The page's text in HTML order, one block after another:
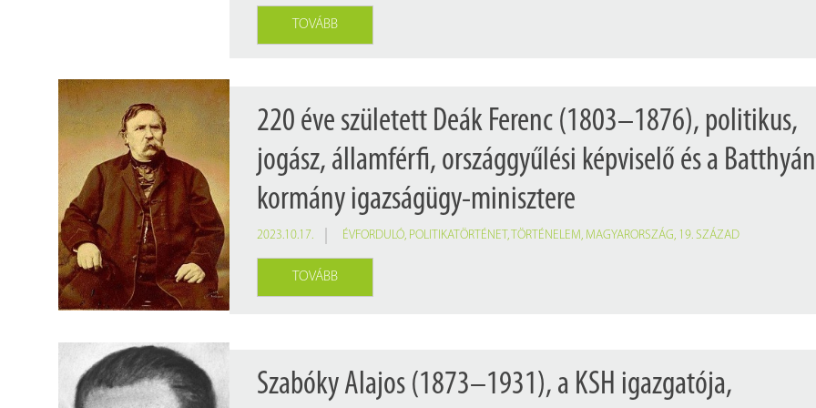
TOVÁBB
220 éve született Deák Ferenc (1803–1876), politikus,
jogász, államférfi, országgyűlési képviselő és a
kormány igazságügy-minisztere
2023.10.17. ÉVFORDULÓ, POLITIKATÖRTÉNET, TÖRTÉNELEM, MAGYARORSZÁG, 19. SZÁZAD
TOVÁBB
Szabóky Alajos (1873–1931), a KSH igazgatója,